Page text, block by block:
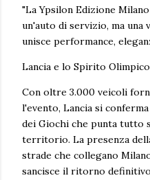
"La Ypsilon Edizione
un'auto di servizio, ma una
unisce performance,
Lancia e lo Spirito Olimpico
Con oltre 3.000 veicoli
l'evento, Lancia si
dei Giochi che punta tutto
territorio. La presenza
strade che collegano
sancisce il ritorno